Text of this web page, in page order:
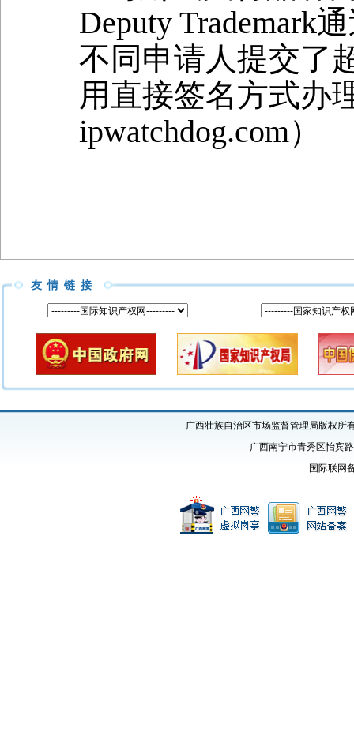
Deputy Trademark
不同申请人提交了
用直接签名方式办
ipwatchdog.com）
友情链接
广西壮族自治区市场监督管理局版权
广西南宁市青秀区怡宾
国际联网